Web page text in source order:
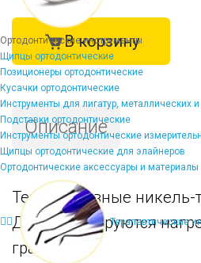
Ортодонтические инструменты
Щипцы ортодонтические
Позиционеры ортодонтические
Кусачки ортодонтические
Инструменты для лигатур, металлических
Подставки ортодонтические
Инструменты ортодонтические
Щипцы ортодонтические для элайнеров
Ортодонтические аксессуары и материалы
Терапевтические
В корзину
Описание
Термоактивные никель-
Дуги активируются
градусах.